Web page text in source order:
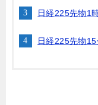
日経225先物1
日経225先物